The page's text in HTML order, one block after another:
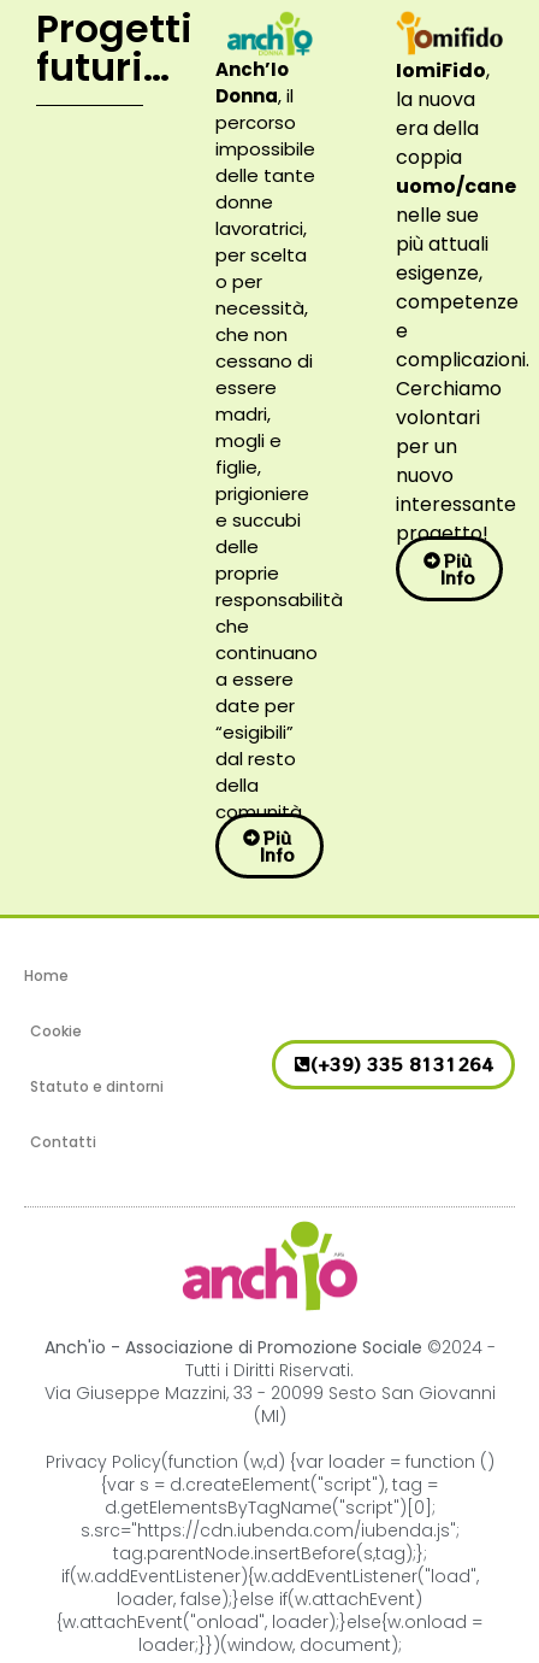
Progetti
futuri…
Anch’Io
Donna, il
percorso
impossibile
delle tante
donne
lavoratrici,
per scelta
o per
necessità,
che non
cessano di
essere
madri,
mogli e
figlie,
prigioniere
e succubi
delle
proprie
responsabilità
che
continuano
a essere
date per
“esigibili”
dal resto
della
comunità.
Più
Info
IomiFido,
la nuova
era della
coppia
uomo/cane
nelle sue
più attuali
esigenze,
competenze
e
complicazioni.
Cerchiamo
volontari
per un
nuovo
interessante
progetto!
Più
Info
Home
Cookie
Statuto e dintorni
Contatti
(+39) 335 8131264
Anch'io - Associazione di Promozione Sociale ©2024 -
Tutti i Diritti Riservati.
Via Giuseppe Mazzini, 33 - 20099 Sesto San Giovanni
(MI)
Privacy Policy(function (w,d) {var loader = function ()
{var s = d.createElement("script"), tag =
d.getElementsByTagName("script")[0];
s.src="https://cdn.iubenda.com/iubenda.js";
tag.parentNode.insertBefore(s,tag);};
if(w.addEventListener){w.addEventListener("load",
loader, false);}else if(w.attachEvent)
{w.attachEvent("onload", loader);}else{w.onload =
loader;}})(window, document);